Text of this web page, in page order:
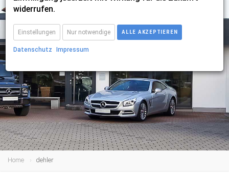
dehler
Home dehler
widerrufen.
Einstellungen Nur notwendige ALLE AKZEPTIEREN
Datenschutz Impressum